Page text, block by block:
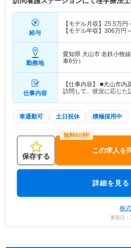
給与
【モデル月収】 25.5万円
【モデル年収】 306万円～
勤務地
愛知県 犬山市 名鉄小牧
車6分）
仕事内容
【仕事内容】 ■犬山市
訪問して、状況に応じ
車通勤可 土日祝休 積極採用中
保存する
この求人を
詳細を見る
株
更新日